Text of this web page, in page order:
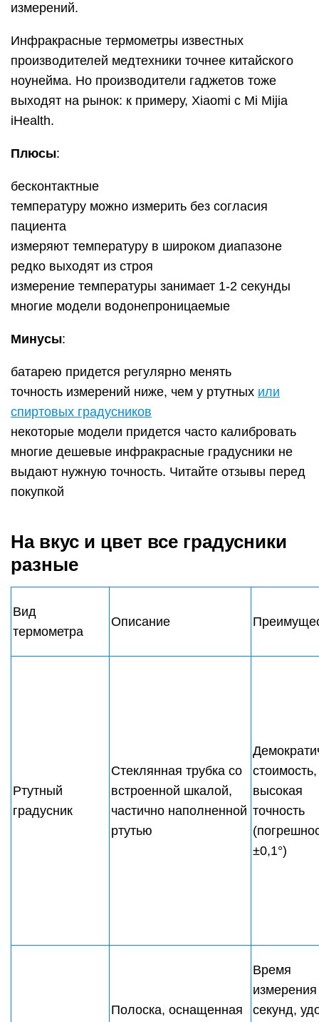
измерений.
Инфракрасные термометры известных
производителей медтехники точнее китайского
ноунейма. Но производители гаджетов тоже
выходят на рынок: к примеру, Xiaomi с Mi Mijia
iHealth.
Плюсы:
бесконтактные
температуру можно измерить без согласия
пациента
измеряют температуру в широком диапазоне
редко выходят из строя
измерение температуры занимает 1-2 секунды
многие модели водонепроницаемые
Минусы:
батарею придется регулярно менять
точность измерений ниже, чем у ртутных или
спиртовых градусников
некоторые модели придется часто калибровать
многие дешевые инфракрасные градусники не
выдают нужную точность. Читайте отзывы перед
покупкой
На вкус и цвет все градусники
разные
Вид
термометра
Описание
Ртутный
градусник
Стеклянная трубка со
встроенной шкалой,
частично наполненной
ртутью
стоимость,
высокая
точность
±0,1°)
Полоска, оснащенная
Время
секунд,